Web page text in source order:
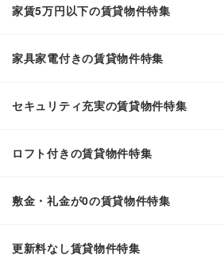
家賃5万円以下の賃貸物件特集
家具家電付きの賃貸物件特集
セキュリティ充実の賃貸物件特集
ロフト付きの賃貸物件特集
敷金・礼金が0の賃貸物件特集
更新料なし賃貸物件特集